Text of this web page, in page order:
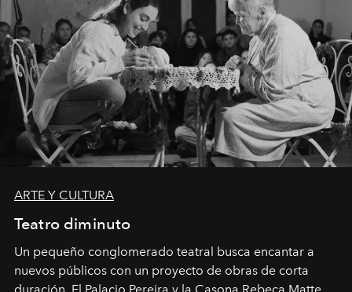
ARTE Y CULTURA
Teatro diminuto
Un pequeño conglomerado teatral busca encantar a
nuevos públicos con un proyecto de obras de corta